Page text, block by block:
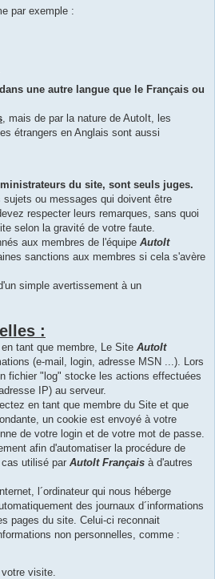
par exemple :
une autre langue que le Français ou
, mais de par la nature de AutoIt, les
étrangers en Anglais sont aussi
du site, sont seuls juges.
ou messages qui doivent être
respecter leurs remarques, sans quoi
selon la gravité de votre faute.
aux membres de l'équipe AutoIt
sanctions aux membres si cela s'avère
simple avertissement à un
:
tant que membre, Le Site AutoIt
(e-mail, login, adresse MSN ...). Lors
fichier "log" stocke les actions effectuées
IP) au serveur.
en tant que membre du Site et que
un cookie est envoyé à votre
de votre login et de votre mot de passe.
afin d'automatiser la procédure de
utilisé par AutoIt Français à d'autres
l´ordinateur qui nous héberge
des journaux d´informations
pages du site. Celui-ci reconnait
non personnelles, comme :
visite.